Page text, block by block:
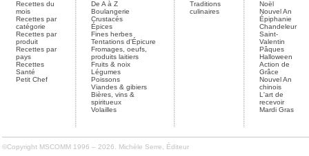
Recettes du
mois
Recettes par
catégorie
Recettes par
produit
Recettes par
pays
Recettes
Santé
Petit Chef
De A à Z
Boulangerie
Crustacés
Épices
Fines herbes
Tentations d'Épicure
Fromages, oeufs,
produits laitiers
Fruits & noix
Légumes
Poissons
Viandes & gibiers
Bières, vins &
spiritueux
Volailles
Traditions
culinaires
Noël
Nouvel An
Épiphanie
Chandeleur
Saint-
Valentin
Pâques
Halloween
Action de
Grâce
Nouvel An
chinois
L'art de
recevoir
Mardi Gras
©Copyright MSCOMM 1996 – 2026. Michèle Serre, Éditeur